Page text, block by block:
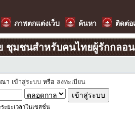
ภาพตกแต่งเว็บ ค้นหา ติดต่อ
ชุมชนสำหรับคนไทยผู้รักกลอน
า เข้าสู่ระบบ หรือ ลงทะเบียน
ะยะเวลาในเซสชั่น